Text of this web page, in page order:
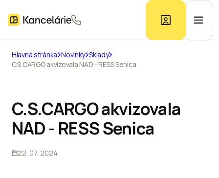
Ponuka kancelárií
Prieskum trhu
Kontakt
Hlavná stránka Novinky Sklady
C.S.CARGO akvizovala NAD - RESS Senica
C.S.CARGO akvizovala
NAD - RESS Senica
22. 07. 2024